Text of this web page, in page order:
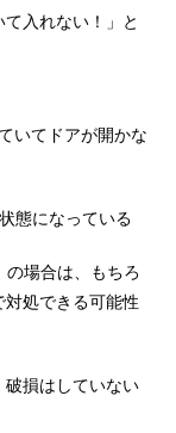
て入れない！」と
いてドアが開かな
態になっている
場合は、もちろ
処できる可能性
損はしていない